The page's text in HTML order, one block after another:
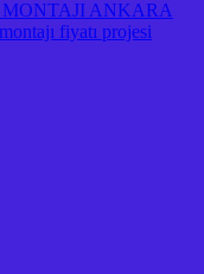
ANKARA
fiyatı projesi